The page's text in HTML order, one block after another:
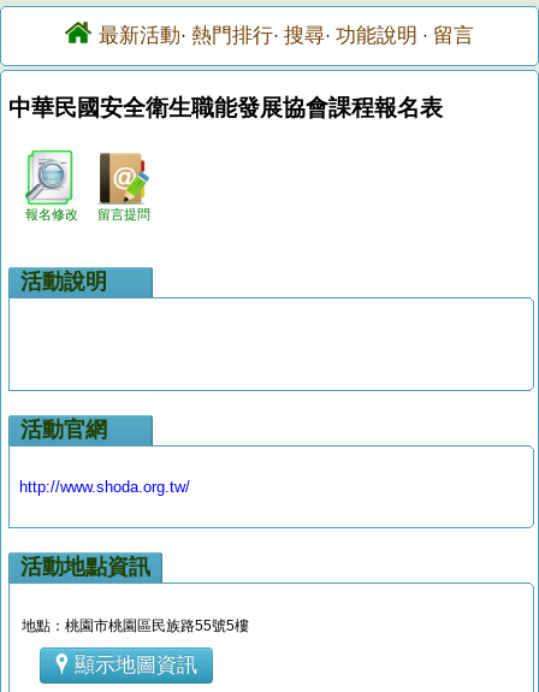
最新活動· 熱門排行· 搜尋· 功能說明 · 留言
中華民國安全衛生職能發展協會課程報名表
報名修改 留言提問
活動說明
活動官網
http://www.shoda.org.tw/
活動地點資訊
地點：桃園市桃園區民族路55號5樓
顯示地圖資訊